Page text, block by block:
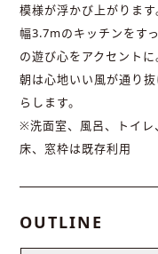
模様が浮かび上がります
幅3.7mのキッチンをす
の遊び心をアクセントに
朝は心地いい風が通り
らします。
※洗面室、風呂、トイレ
床、窓枠は既存利用
OUTLINE